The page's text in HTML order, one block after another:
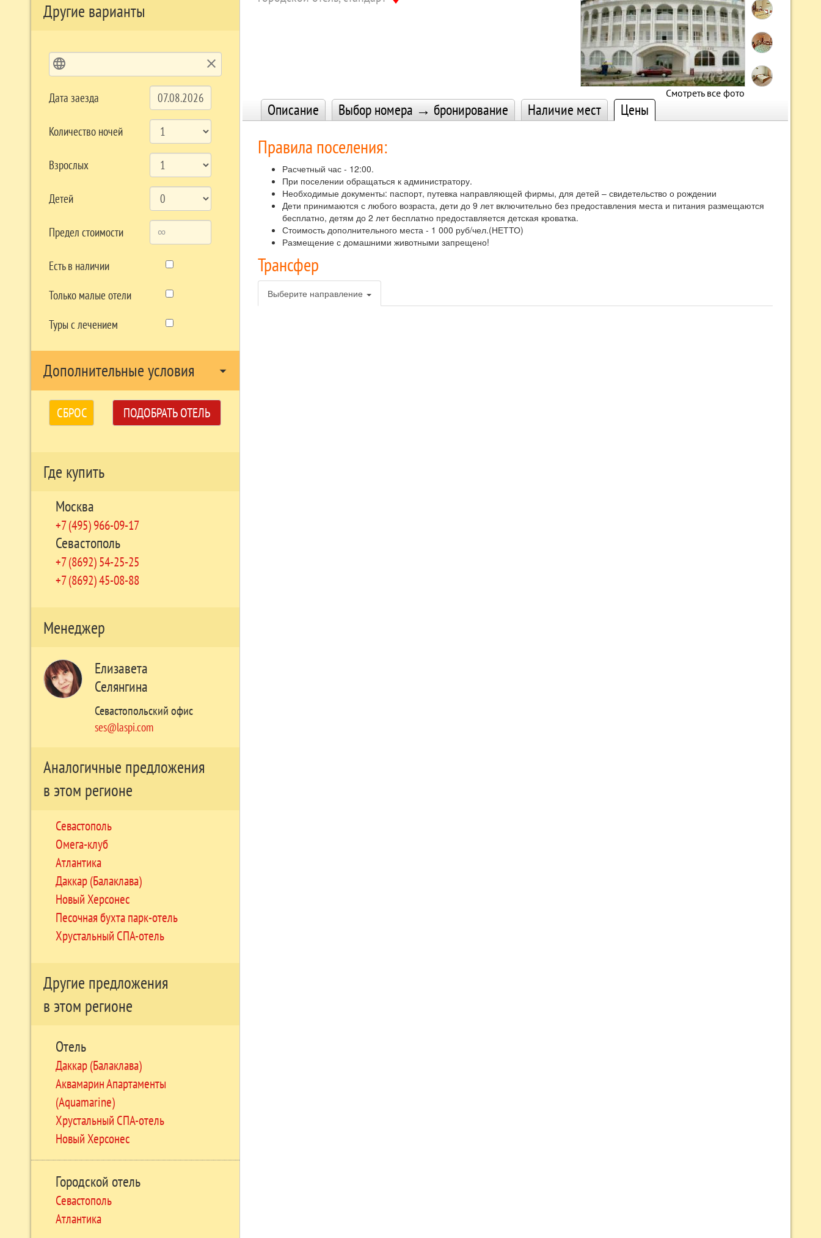
Другие варианты
language clear
Дата заезда
Количество ночей
Взрослых
Детей
Предел стоимости
Есть в наличии
Только малые отели
Туры с лечением
Дополнительные условия arrow_drop_down
СБРОС ПОДОБРАТЬ ОТЕЛЬ
Где купить
Москва
+7 (495) 966-09-17
Севастополь
+7 (8692) 54-25-25
+7 (8692) 45-08-88
Менеджер
Елизавета
Селянгина
Севастопольский офис
ses@laspi.com
Аналогичные предложения
в этом регионе
Севастополь
Омега-клуб
Атлантика
Даккар (Балаклава)
Новый Херсонес
Песочная бухта парк-отель
Хрустальный СПА-отель
Другие предложения
в этом регионе
Отель
Даккар (Балаклава)
Аквамарин Апартаменты
(Aquamarine)
Хрустальный СПА-отель
Новый Херсонес
Городской отель
Севастополь
Атлантика
Смотреть все фото
Описание Выбор номера → бронирование Наличие мест Цены
Правила поселения:
Расчетный час - 12:00.
При поселении обращаться к администратору.
Необходимые документы: паспорт, путевка направляющей фирмы, для детей – свидетельство о рождении
Дети принимаются с любого возраста, дети до 9 лет включительно без предоставления места и питания размещаются
бесплатно, детям до 2 лет бесплатно предоставляется детская кроватка.
Стоимость дополнительного места - 1 000 руб/чел.(НЕТТО)
Размещение с домашними животными запрещено!
Трансфер
Выберите направление